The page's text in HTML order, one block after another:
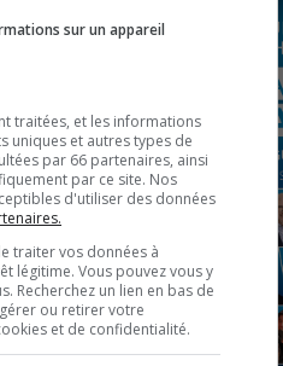
PARTAGEZ
sur un appareil
traitées, et les informations
uniques et autres types de
par 66 partenaires, ainsi
par ce site. Nos
d'utiliser des données
traiter vos données à
légitime. Vous pouvez vous y
Recherchez un lien en bas de
ou retirer votre
et de confidentialité.